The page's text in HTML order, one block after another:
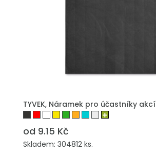
TYVEK, Náramek pro účastníky akcí
od 9.15 Kč
Skladem: 304812 ks.